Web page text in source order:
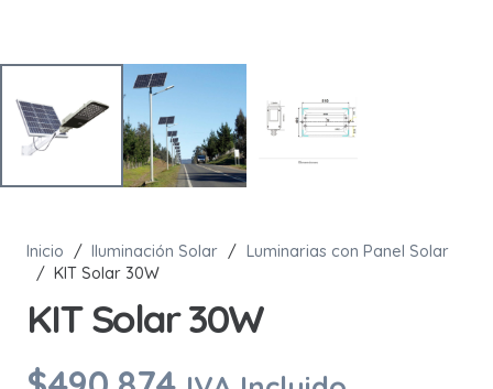
Inicio / Iluminación Solar / Luminarias con Panel Solar
/ KIT Solar 30W
KIT Solar 30W